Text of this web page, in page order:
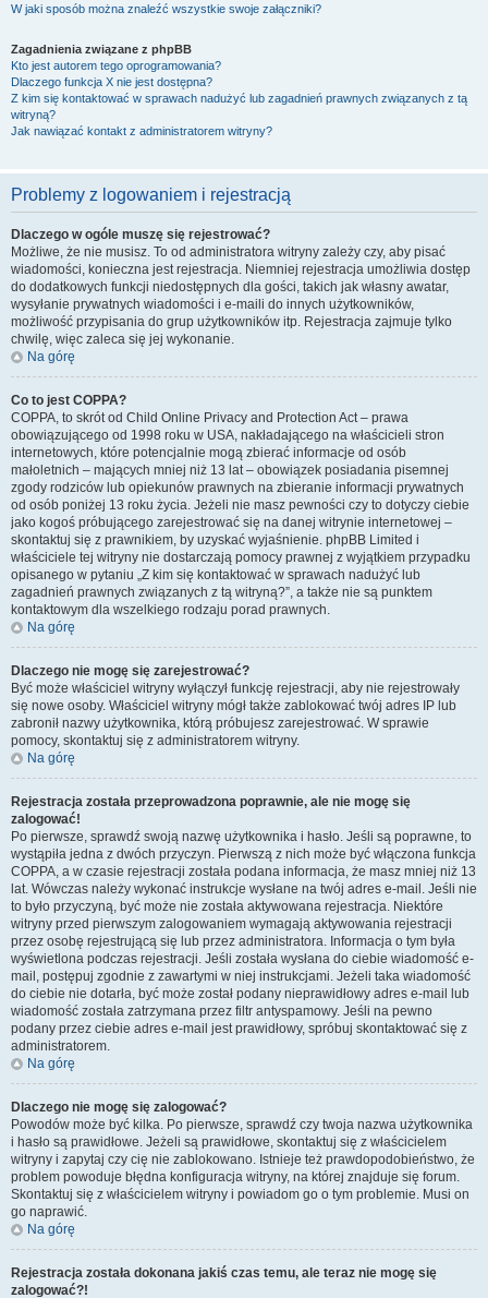
W jaki sposób można znaleźć wszystkie swoje załączniki?
Zagadnienia związane z phpBB
Kto jest autorem tego oprogramowania?
Dlaczego funkcja X nie jest dostępna?
Z kim się kontaktować w sprawach nadużyć lub zagadnień prawnych związanych z tą
witryną?
Jak nawiązać kontakt z administratorem witryny?
Problemy z logowaniem i rejestracją
Dlaczego w ogóle muszę się rejestrować?
Możliwe, że nie musisz. To od administratora witryny zależy czy, aby pisać
wiadomości, konieczna jest rejestracja. Niemniej rejestracja umożliwia dostęp
do dodatkowych funkcji niedostępnych dla gości, takich jak własny awatar,
wysyłanie prywatnych wiadomości i e-maili do innych użytkowników,
możliwość przypisania do grup użytkowników itp. Rejestracja zajmuje tylko
chwilę, więc zaleca się jej wykonanie.
Na górę
Co to jest COPPA?
COPPA, to skrót od Child Online Privacy and Protection Act – prawa
obowiązującego od 1998 roku w USA, nakładającego na właścicieli stron
internetowych, które potencjalnie mogą zbierać informacje od osób
małoletnich – mających mniej niż 13 lat – obowiązek posiadania pisemnej
zgody rodziców lub opiekunów prawnych na zbieranie informacji prywatnych
od osób poniżej 13 roku życia. Jeżeli nie masz pewności czy to dotyczy ciebie
jako kogoś próbującego zarejestrować się na danej witrynie internetowej –
skontaktuj się z prawnikiem, by uzyskać wyjaśnienie. phpBB Limited i
właściciele tej witryny nie dostarczają pomocy prawnej z wyjątkiem przypadku
opisanego w pytaniu „Z kim się kontaktować w sprawach nadużyć lub
zagadnień prawnych związanych z tą witryną?”, a także nie są punktem
kontaktowym dla wszelkiego rodzaju porad prawnych.
Na górę
Dlaczego nie mogę się zarejestrować?
Być może właściciel witryny wyłączył funkcję rejestracji, aby nie rejestrowały
się nowe osoby. Właściciel witryny mógł także zablokować twój adres IP lub
zabronił nazwy użytkownika, którą próbujesz zarejestrować. W sprawie
pomocy, skontaktuj się z administratorem witryny.
Na górę
Rejestracja została przeprowadzona poprawnie, ale nie mogę się
zalogować!
Po pierwsze, sprawdź swoją nazwę użytkownika i hasło. Jeśli są poprawne, to
wystąpiła jedna z dwóch przyczyn. Pierwszą z nich może być włączona funkcja
COPPA, a w czasie rejestracji została podana informacja, że masz mniej niż 13
lat. Wówczas należy wykonać instrukcje wysłane na twój adres e-mail. Jeśli nie
to było przyczyną, być może nie została aktywowana rejestracja. Niektóre
witryny przed pierwszym zalogowaniem wymagają aktywowania rejestracji
przez osobę rejestrującą się lub przez administratora. Informacja o tym była
wyświetlona podczas rejestracji. Jeśli została wysłana do ciebie wiadomość e-
mail, postępuj zgodnie z zawartymi w niej instrukcjami. Jeżeli taka wiadomość
do ciebie nie dotarła, być może został podany nieprawidłowy adres e-mail lub
wiadomość została zatrzymana przez filtr antyspamowy. Jeśli na pewno
podany przez ciebie adres e-mail jest prawidłowy, spróbuj skontaktować się z
administratorem.
Na górę
Dlaczego nie mogę się zalogować?
Powodów może być kilka. Po pierwsze, sprawdź czy twoja nazwa użytkownika
i hasło są prawidłowe. Jeżeli są prawidłowe, skontaktuj się z właścicielem
witryny i zapytaj czy cię nie zablokowano. Istnieje też prawdopodobieństwo, że
problem powoduje błędna konfiguracja witryny, na której znajduje się forum.
Skontaktuj się z właścicielem witryny i powiadom go o tym problemie. Musi on
go naprawić.
Na górę
Rejestracja została dokonana jakiś czas temu, ale teraz nie mogę się
zalogować?!